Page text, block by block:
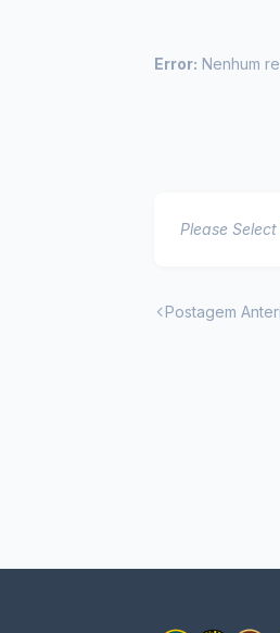
Error: Nenhum
Please
Postagem